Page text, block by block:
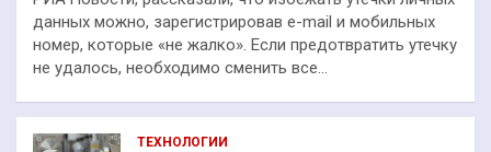
данных можно, зарегистрировав e-mail и мобильных
номер, которые «не жалко». Если предотвратить утечку
не удалось, необходимо сменить все…
ТЕХНОЛОГИИ